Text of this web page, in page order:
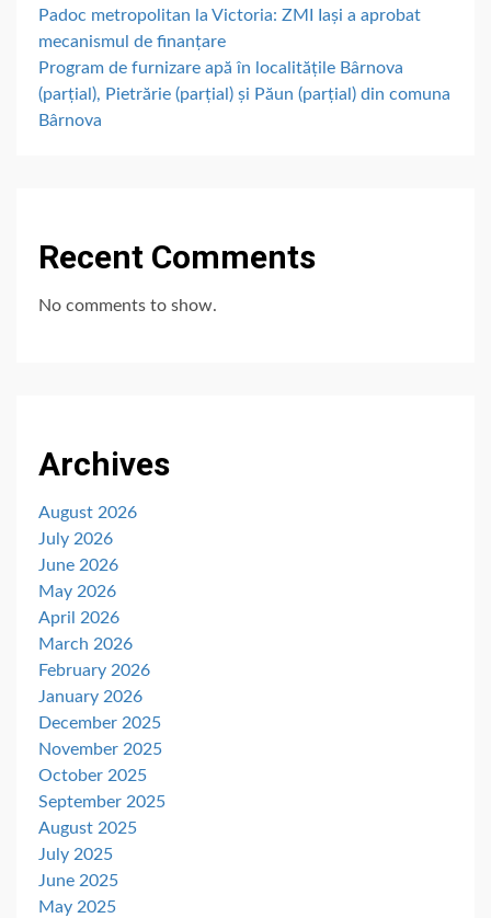
Padoc metropolitan la Victoria: ZMI Iași a aprobat
mecanismul de finanțare
Program de furnizare apă în localitățile Bârnova
(parțial), Pietrărie (parțial) și Păun (parțial) din comuna
Bârnova
Recent Comments
No comments to show.
Archives
August 2026
July 2026
June 2026
May 2026
April 2026
March 2026
February 2026
January 2026
December 2025
November 2025
October 2025
September 2025
August 2025
July 2025
June 2025
May 2025